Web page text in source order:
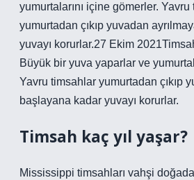
yumurtalarını içine gömerler.
yumurtadan çıkıp yuvadan
yuvayı korurlar.27 Ekim
Büyük bir yuva yaparlar ve
Yavru timsahlar yumurtadan çıkıp
başlayana kadar yuvayı korurlar.
Timsah kaç yıl yaşar?
Mississippi timsahları vahşi